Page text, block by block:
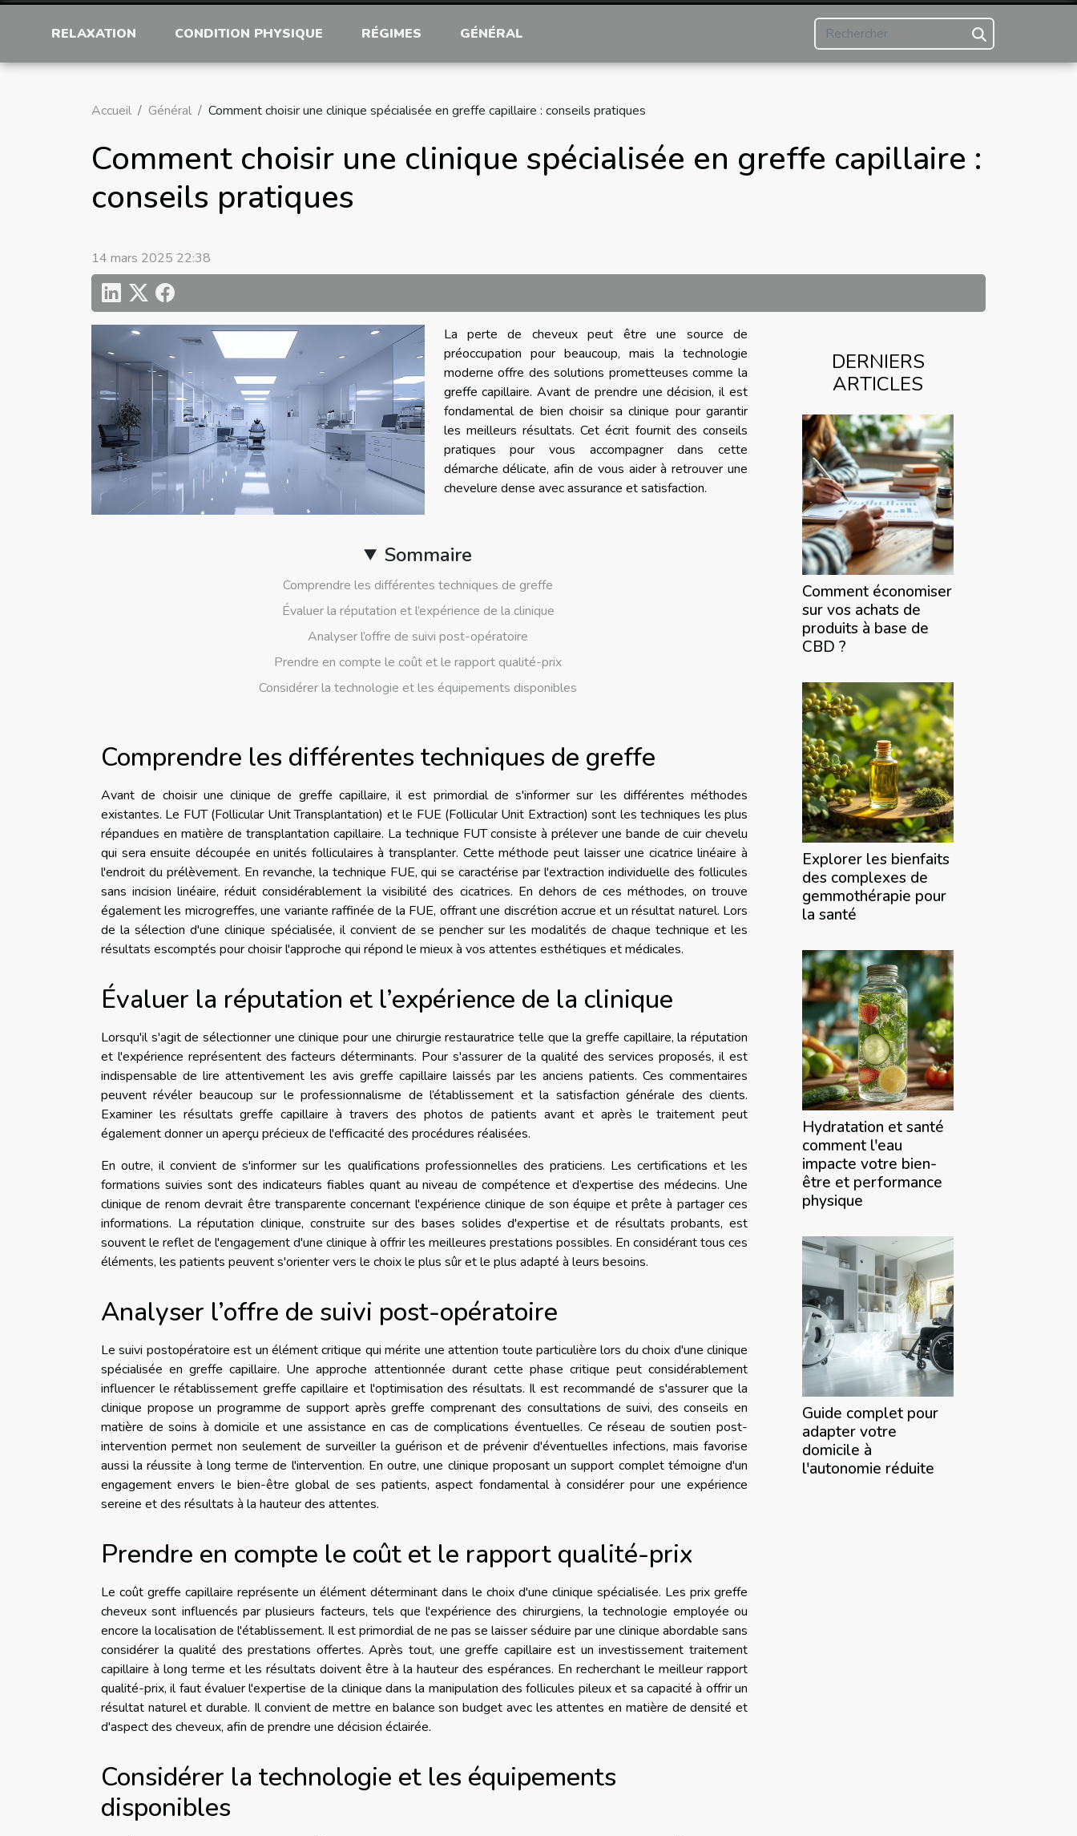
RELAXATION CONDITION PHYSIQUE RÉGIMES GÉNÉRAL
Accueil Général Comment choisir une clinique spécialisée en greffe capillaire : conseils pratiques
Comment choisir une clinique spécialisée en greffe capillaire :
conseils pratiques
14 mars 2025 22:38
Sommaire
Comprendre les différentes techniques de greffe
Évaluer la réputation et l’expérience de la clinique
Analyser l’offre de suivi post-opératoire
Prendre en compte le coût et le rapport qualité-prix
Considérer la technologie et les équipements disponibles
La perte de cheveux peut être une source de
préoccupation pour beaucoup, mais la technologie
moderne offre des solutions prometteuses comme la
greffe capillaire. Avant de prendre une décision, il est
fondamental de bien choisir sa clinique pour garantir
les meilleurs résultats. Cet écrit fournit des conseils
pratiques pour vous accompagner dans cette
démarche délicate, afin de vous aider à retrouver une
chevelure dense avec assurance et satisfaction.
Comprendre les différentes techniques de greffe
Avant de choisir une clinique de greffe capillaire, il est primordial de s'informer sur les différentes méthodes
existantes. Le FUT (Follicular Unit Transplantation) et le FUE (Follicular Unit Extraction) sont les techniques les plus
répandues en matière de transplantation capillaire. La technique FUT consiste à prélever une bande de cuir chevelu
qui sera ensuite découpée en unités folliculaires à transplanter. Cette méthode peut laisser une cicatrice linéaire à
l'endroit du prélèvement. En revanche, la technique FUE, qui se caractérise par l'extraction individuelle des follicules
sans incision linéaire, réduit considérablement la visibilité des cicatrices. En dehors de ces méthodes, on trouve
également les microgreffes, une variante raffinée de la FUE, offrant une discrétion accrue et un résultat naturel. Lors
de la sélection d'une clinique spécialisée, il convient de se pencher sur les modalités de chaque technique et les
résultats escomptés pour choisir l'approche qui répond le mieux à vos attentes esthétiques et médicales.
Évaluer la réputation et l’expérience de la clinique
Lorsqu'il s'agit de sélectionner une clinique pour une chirurgie restauratrice telle que la greffe capillaire, la réputation
et l'expérience représentent des facteurs déterminants. Pour s'assurer de la qualité des services proposés, il est
indispensable de lire attentivement les avis greffe capillaire laissés par les anciens patients. Ces commentaires
peuvent révéler beaucoup sur le professionnalisme de l’établissement et la satisfaction générale des clients.
Examiner les résultats greffe capillaire à travers des photos de patients avant et après le traitement peut
également donner un aperçu précieux de l'efficacité des procédures réalisées.
En outre, il convient de s'informer sur les qualifications professionnelles des praticiens. Les certifications et les
formations suivies sont des indicateurs fiables quant au niveau de compétence et d’expertise des médecins. Une
clinique de renom devrait être transparente concernant l'expérience clinique de son équipe et prête à partager ces
informations. La réputation clinique, construite sur des bases solides d'expertise et de résultats probants, est
souvent le reflet de l'engagement d'une clinique à offrir les meilleures prestations possibles. En considérant tous ces
éléments, les patients peuvent s'orienter vers le choix le plus sûr et le plus adapté à leurs besoins.
Analyser l’offre de suivi post-opératoire
Le suivi postopératoire est un élément critique qui mérite une attention toute particulière lors du choix d'une clinique
spécialisée en greffe capillaire. Une approche attentionnée durant cette phase critique peut considérablement
influencer le rétablissement greffe capillaire et l'optimisation des résultats. Il est recommandé de s'assurer que la
clinique propose un programme de support après greffe comprenant des consultations de suivi, des conseils en
matière de soins à domicile et une assistance en cas de complications éventuelles. Ce réseau de soutien post-
intervention permet non seulement de surveiller la guérison et de prévenir d'éventuelles infections, mais favorise
aussi la réussite à long terme de l'intervention. En outre, une clinique proposant un support complet témoigne d'un
engagement envers le bien-être global de ses patients, aspect fondamental à considérer pour une expérience
sereine et des résultats à la hauteur des attentes.
Prendre en compte le coût et le rapport qualité-prix
Le coût greffe capillaire représente un élément déterminant dans le choix d'une clinique spécialisée. Les prix greffe
cheveux sont influencés par plusieurs facteurs, tels que l'expérience des chirurgiens, la technologie employée ou
encore la localisation de l'établissement. Il est primordial de ne pas se laisser séduire par une clinique abordable sans
considérer la qualité des prestations offertes. Après tout, une greffe capillaire est un investissement traitement
capillaire à long terme et les résultats doivent être à la hauteur des espérances. En recherchant le meilleur rapport
qualité-prix, il faut évaluer l'expertise de la clinique dans la manipulation des follicules pileux et sa capacité à offrir un
résultat naturel et durable. Il convient de mettre en balance son budget avec les attentes en matière de densité et
d'aspect des cheveux, afin de prendre une décision éclairée.
Considérer la technologie et les équipements
disponibles
DERNIERS
ARTICLES
Comment économiser
sur vos achats de
produits à base de
CBD ?
Explorer les bienfaits
des complexes de
gemmothérapie pour
la santé
Hydratation et santé
comment l'eau
impacte votre bien-
être et performance
physique
Guide complet pour
adapter votre
domicile à
l'autonomie réduite